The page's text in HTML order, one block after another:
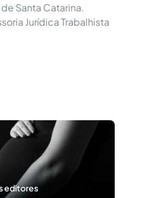
Santa Catarina.
Jurídica Trabalhista
editores